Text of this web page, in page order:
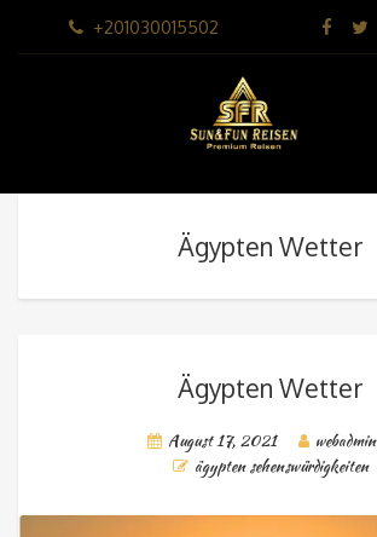
+201030015502
Ägypten Wetter
Ägypten Wetter
August 17, 2021
webadmin
ägypten sehenswürdigkeiten